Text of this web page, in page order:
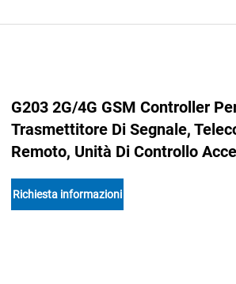
G203 2G/4G GSM Controller
Trasmettitore Di Segnale,
Remoto, Unità Di Controllo
Richiesta informazioni